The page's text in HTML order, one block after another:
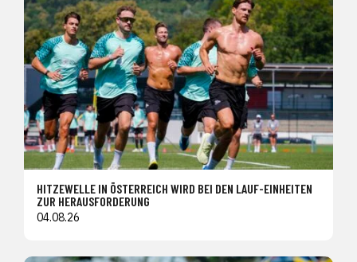
HITZEWELLE IN ÖSTERREICH WIRD BEI DEN LAUF-EINHEITEN
ZUR HERAUSFORDERUNG
04.08.26